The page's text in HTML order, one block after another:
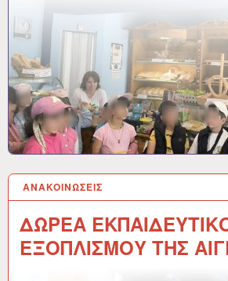
ΑΝΑΚΟΙΝΩΣΕΙΣ
ΔΩΡΕΑ
ΕΞΟΠΛΙΣΜΟΥ ΤΗΣ
27 ΜΆΙ 2026